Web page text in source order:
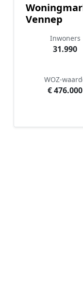
Vennep
Inwoners
31.990
WOZ-
€ 476.000